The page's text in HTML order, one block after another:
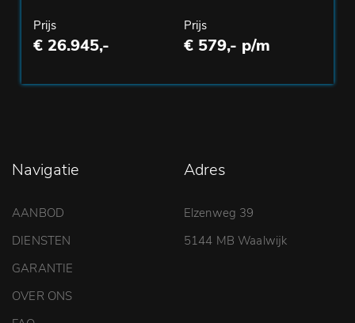
Prijs
€ 26.945,-
Prijs
€ 579,- p/m
Navigatie
AANBOD
DIENSTEN
GARANTIE
OVER ONS
Adres
Elzenweg 39
5144 MB Waalwijk